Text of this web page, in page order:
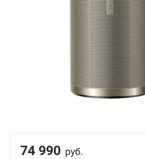
74 990 руб.